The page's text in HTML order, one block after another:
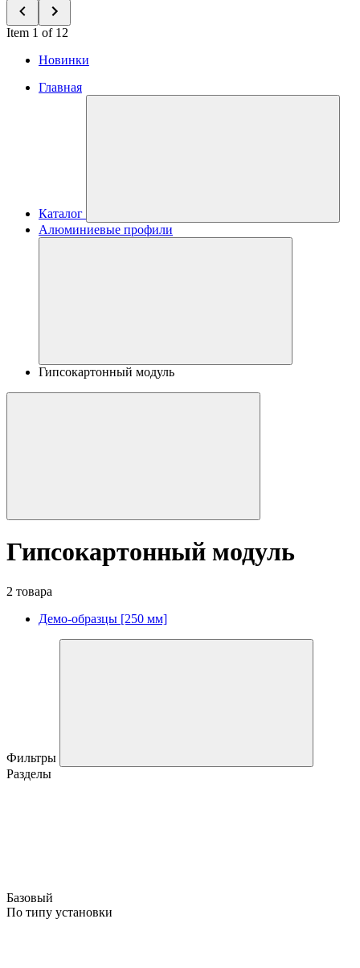
Item 1 of 12
Новинки
Главная
Каталог
Алюминиевые профили
Гипсокартонный модуль
Гипсокартонный модуль
2 товара
Демо-образцы [250 мм]
Фильтры
Разделы
Базовый
По типу установки